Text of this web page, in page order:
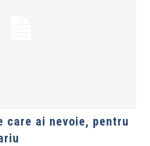
care ai nevoie, pentru